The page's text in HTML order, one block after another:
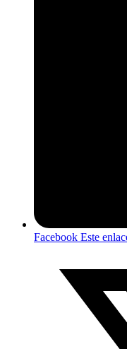
Facebook Este